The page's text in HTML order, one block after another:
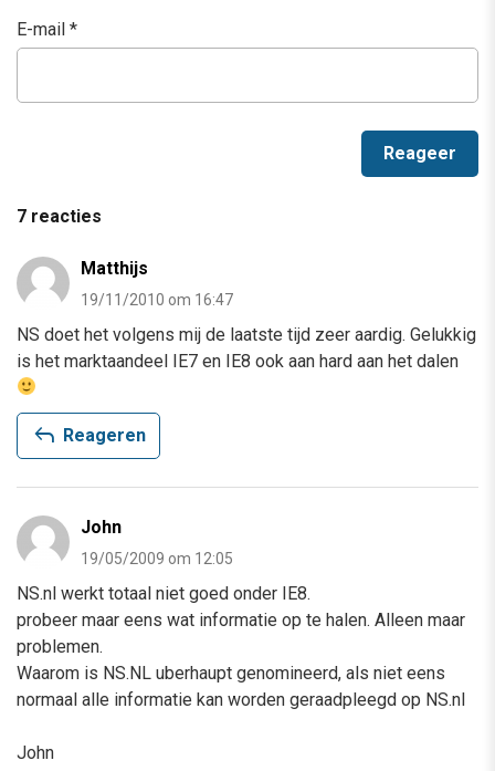
E-mail *
7 reacties
Matthijs
19/11/2010 om 16:47
NS doet het volgens mij de laatste tijd zeer aardig. Gelukkig
is het marktaandeel IE7 en IE8 ook aan hard aan het dalen
reply Reageren
John
19/05/2009 om 12:05
NS.nl werkt totaal niet goed onder IE8.
probeer maar eens wat informatie op te halen. Alleen maar
problemen.
Waarom is NS.NL uberhaupt genomineerd, als niet eens
normaal alle informatie kan worden geraadpleegd op NS.nl
John